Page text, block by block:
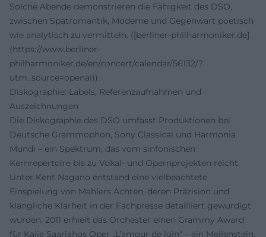
Solche Abende demonstrieren die Fähigkeit des DSO,
zwischen Spätromantik, Moderne und Gegenwart poetisch
wie analytisch zu vermitteln. ([berliner-philharmoniker.de]
(https://www.berliner-
philharmoniker.de/en/concert/calendar/56132/?
utm_source=openai))
Diskographie: Labels, Referenzaufnahmen und
Auszeichnungen
Die Diskographie des DSO umfasst Produktionen bei
Deutsche Grammophon, Sony Classical und Harmonia
Mundi – ein Spektrum, das vom sinfonischen
Kernrepertoire bis zu Vokal- und Opernprojekten reicht.
Unter Kent Nagano entstand eine vielbeachtete
Einspielung von Mahlers Achten, deren Präzision und
klangliche Klarheit in der Fachpresse detailliert gewürdigt
wurden. 2011 erhielt das Orchester einen Grammy Award
für Kaija Saariahos Oper „L’amour de loin“ – ein Meilenstein,